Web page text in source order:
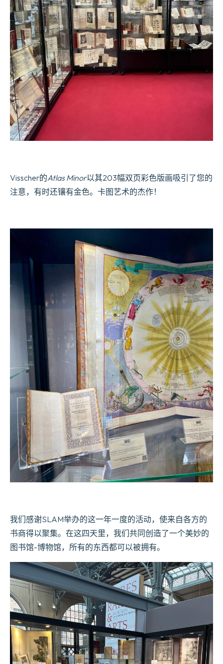
Visscher的Atlas Minor以其203幅双页彩色版画吸引了您的
注意，有时还镶有金色。卡图艺术的杰作！
我们感谢SLAM举办的这一年一度的活动，使来自各方的
书商得以聚集。在这四天里，我们共同创造了一个美妙的
图书馆-博物馆，所有的东西都可以被拥有。